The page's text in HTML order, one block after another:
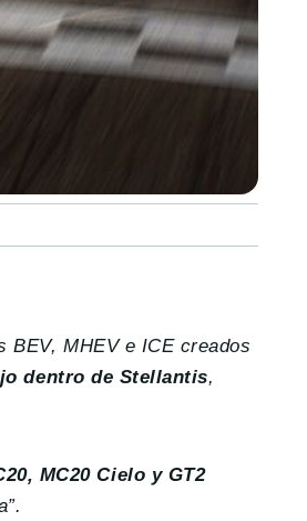
BEV, MHEV e ICE creados
dentro de Stellantis,
MC20 Cielo y GT2